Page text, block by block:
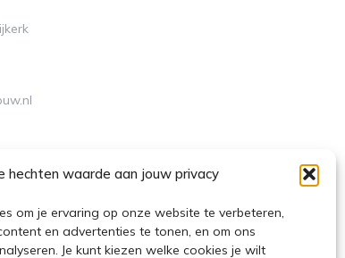
hechten waarde aan jouw privacy
om je ervaring op onze website te verbeteren,
en advertenties te tonen, en om ons
Je kunt kiezen welke cookies je wilt
n
s
t
a